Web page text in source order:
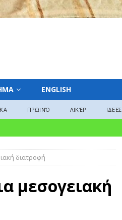
ENGLISH
ΠΡΩΙΝΌ ΛΙΚΈΡ ΙΔΕΕΣ
στη
διατροφή
μεσογειακή